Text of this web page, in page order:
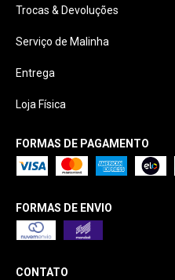
Trocas & Devoluções
Serviço de Malinha
Entrega
Loja Física
FORMAS DE PAGAMENTO
FORMAS DE ENVIO
CONTATO